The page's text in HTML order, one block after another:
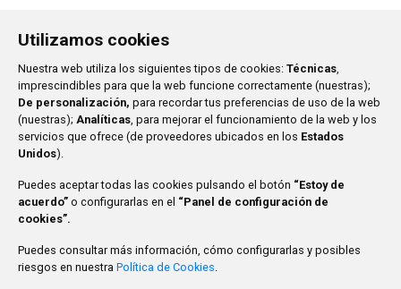
Utilizamos cookies
Nuestra web utiliza los siguientes tipos de cookies: Técnicas,
imprescindibles para que la web funcione correctamente (nuestras);
De personalización, para recordar tus preferencias de uso de la web
(nuestras); Analíticas, para mejorar el funcionamiento de la web y los
servicios que ofrece (de proveedores ubicados en los Estados
Unidos).
Puedes aceptar todas las cookies pulsando el botón “Estoy de
acuerdo” o configurarlas en el “Panel de configuración de
cookies”.
Puedes consultar más información, cómo configurarlas y posibles
riesgos en nuestra Política de Cookies.
la Constitución, 1
916 597 100
El Ayuntamiento
Servicios Municipales
Nuestra Ciudad
Trámites
Aviso legal
Accesibilidad
Mapa web